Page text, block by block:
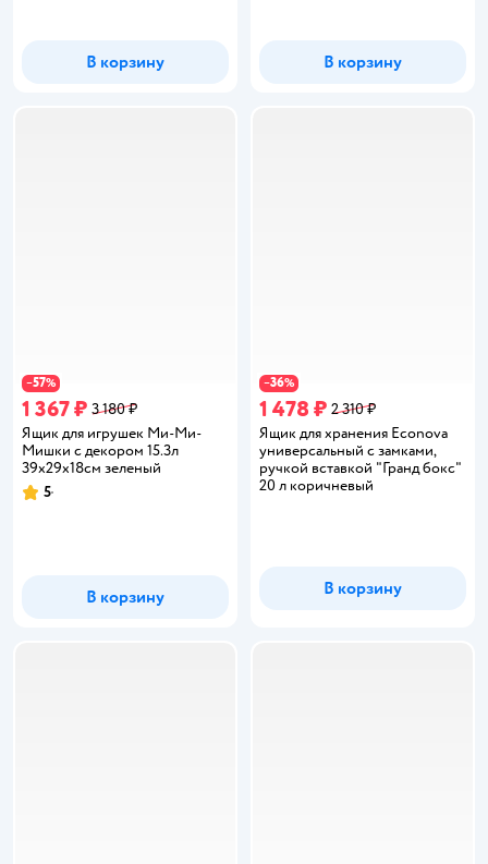
В корзину В корзину
−57%
1 367 ₽ 3 180 ₽
Ящик для игрушек Ми-Ми-
Мишки с декором 15.3л
39х29х18см зеленый
Рейтинг:
5
В корзину
−36%
1 478 ₽ 2 310 ₽
Ящик для хранения Econova
универсальный с замками,
ручкой вставкой "Гранд бокс"
20 л коричневый
В корзину